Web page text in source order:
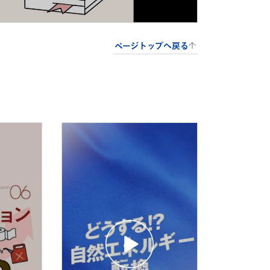
ページトップへ戻る